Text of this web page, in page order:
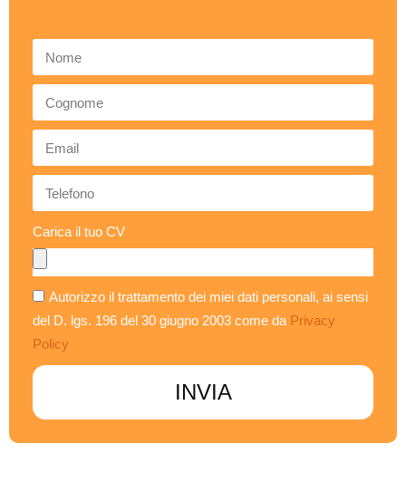
Carica il tuo CV
Autorizzo il trattamento dei miei dati personali, ai sensi
del D. lgs. 196 del 30 giugno 2003 come da Privacy
Policy
INVIA